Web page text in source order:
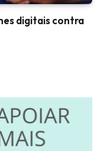
digitais contra